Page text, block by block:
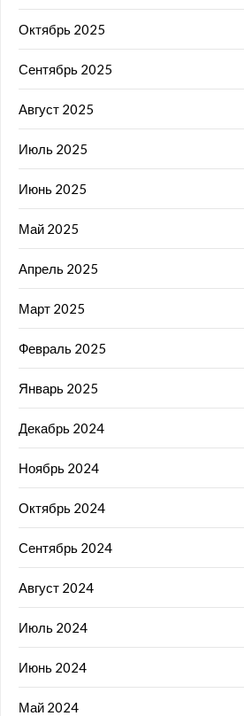
Октябрь 2025
Сентябрь 2025
Август 2025
Июль 2025
Июнь 2025
Май 2025
Апрель 2025
Март 2025
Февраль 2025
Январь 2025
Декабрь 2024
Ноябрь 2024
Октябрь 2024
Сентябрь 2024
Август 2024
Июль 2024
Июнь 2024
Май 2024